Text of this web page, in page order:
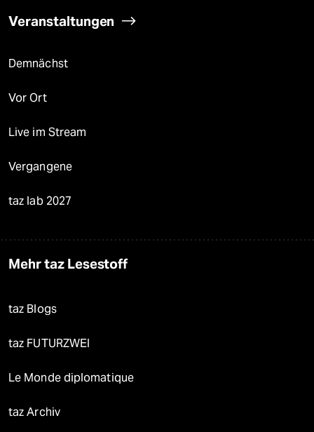
Veranstaltungen
Demnächst
Vor Ort
Live im Stream
Vergangene
taz lab 2027
Mehr taz Lesestoff
taz Blogs
taz FUTURZWEI
Le Monde diplomatique
taz Archiv